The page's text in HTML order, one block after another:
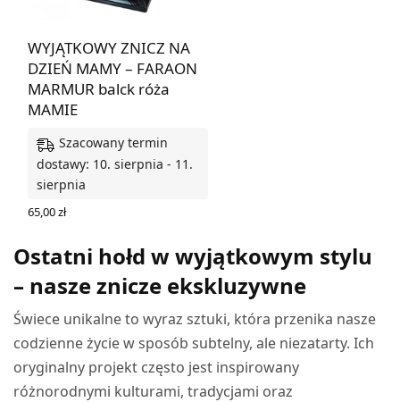
WYJĄTKOWY ZNICZ NA
DZIEŃ MAMY – FARAON
MARMUR balck róża
MAMIE
Szacowany termin
dostawy: 10. sierpnia - 11.
sierpnia
65,00zł
Ostatni hołd w wyjątkowym stylu
– nasze znicze ekskluzywne
Świece unikalne to wyraz sztuki, która przenika nasze
codzienne życie w sposób subtelny, ale niezatarty. Ich
oryginalny projekt często jest inspirowany
różnorodnymi kulturami, tradycjami oraz